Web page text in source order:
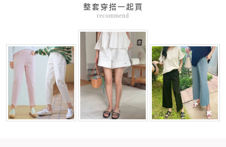
整套穿搭一起買
recommend